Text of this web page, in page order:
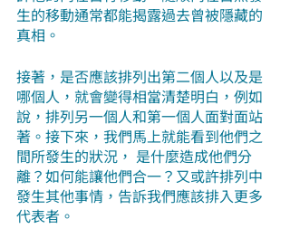
生的移動通常都能揭露過去曾被隱藏的
真相。
接著，是否應該排列出第二個人以及是
哪個人，就會變得相當清楚明白，例如
說，排列另一個人和第一個人面對面站
著。接下來，我們馬上就能看到他們之
間所發生的狀況， 是什麼造成他們分
離？如何能讓他們合一？又或許排列中
發生其他事情，告訴我們應該排入更多
代表者。